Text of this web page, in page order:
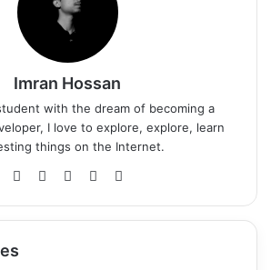
Imran Hossan
with the dream of becoming a
I love to explore, explore, learn
things on the Internet.
Fa
bo
X
Yo
ub
Be
nc
ra